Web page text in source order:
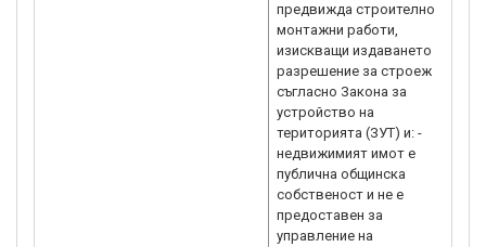
предвижда строително-
монтажни работи,
изискващи издаването на
разрешение за строеж
съгласно Закона за
устройство на
територията (ЗУТ) и: -
недвижимият имот е
публична общинска
собственост и не е
предоставен за
управление на